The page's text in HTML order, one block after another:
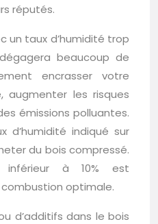
réputés.
un taux d’humidité trop
beaucoup de
encrasser votre
augmenter les risques
émissions polluantes.
d’humidité indiqué sur
du bois compressé.
inférieur à 10% est
optimale.
d’additifs dans le bois